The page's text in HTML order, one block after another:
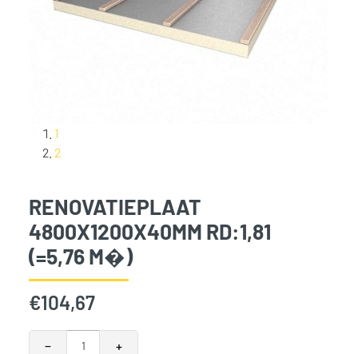
1
2
RENOVATIEPLAAT
4800X1200X40MM RD:1,81
(=5,76 M�)
€104,67
− +